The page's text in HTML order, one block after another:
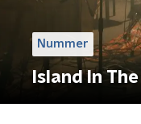
Nummer
Island In